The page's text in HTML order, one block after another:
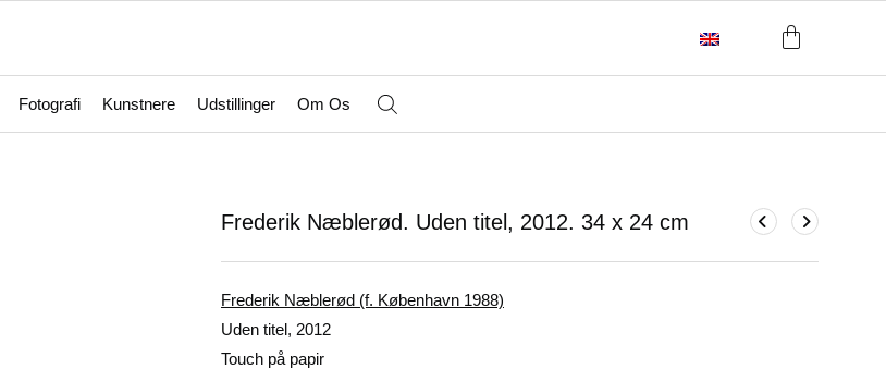
Fotografi Kunstnere Udstillinger Om Os
Frederik Næblerød. Uden titel, 2012. 34 x 24 cm
Frederik Næblerød (f. København 1988)
Uden titel, 2012
Touch på papir